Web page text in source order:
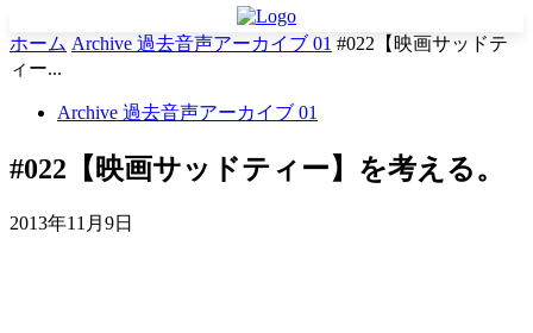
ホーム Archive 過去音声アーカイブ 01 #022【映画サッドテ
ィー...
Archive 過去音声アーカイブ 01
#022【映画サッドティー】を考える。
2013年11月9日